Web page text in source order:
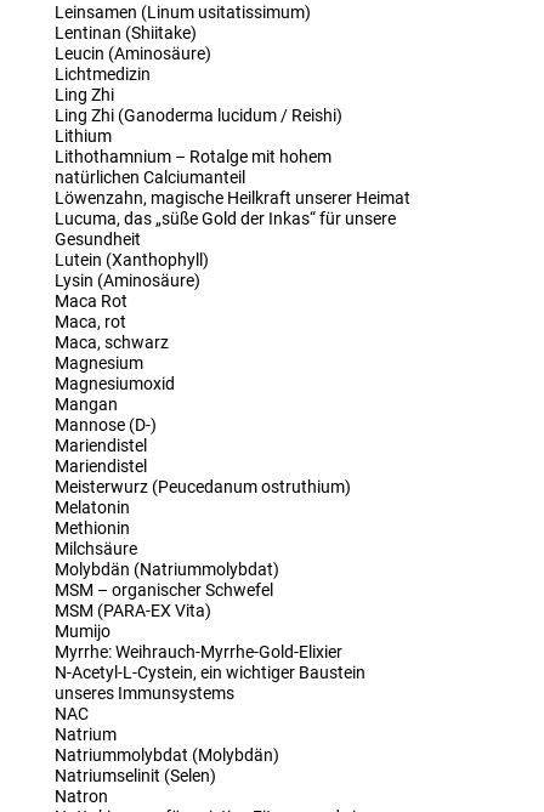
Leinsamen (Linum usitatissimum)
Lentinan (Shiitake)
Leucin (Aminosäure)
Lichtmedizin
Ling Zhi
Ling Zhi (Ganoderma lucidum / Reishi)
Lithium
Lithothamnium – Rotalge mit hohem
natürlichen Calciumanteil
Löwenzahn, magische Heilkraft unserer Heimat
Lucuma, das „süße Gold der Inkas“ für unsere
Gesundheit
Lutein (Xanthophyll)
Lysin (Aminosäure)
Maca Rot
Maca, rot
Maca, schwarz
Magnesium
Magnesiumoxid
Mangan
Mannose (D-)
Mariendistel
Mariendistel
Meisterwurz (Peucedanum ostruthium)
Melatonin
Methionin
Milchsäure
Molybdän (Natriummolybdat)
MSM – organischer Schwefel
MSM (PARA-EX Vita)
Mumijo
Myrrhe: Weihrauch-Myrrhe-Gold-Elixier
N-Acetyl-L-Cystein, ein wichtiger Baustein
unseres Immunsystems
NAC
Natrium
Natriummolybdat (Molybdän)
Natriumselinit (Selen)
Natron